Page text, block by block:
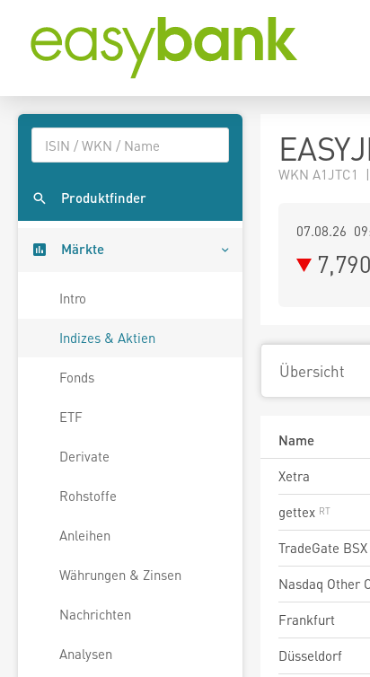
Produktfinder
Märkte
Intro
Indizes & Aktien
Fonds
ETF
Derivate
Rohstoffe
Anleihen
Währungen & Zinsen
Nachrichten
Analysen
WKN A1JTC1
07.08.26
7,790
Übersicht
Name
Xetra
gettex
TradeGate BSX
Nasdaq Other
Frankfurt
Düsseldorf